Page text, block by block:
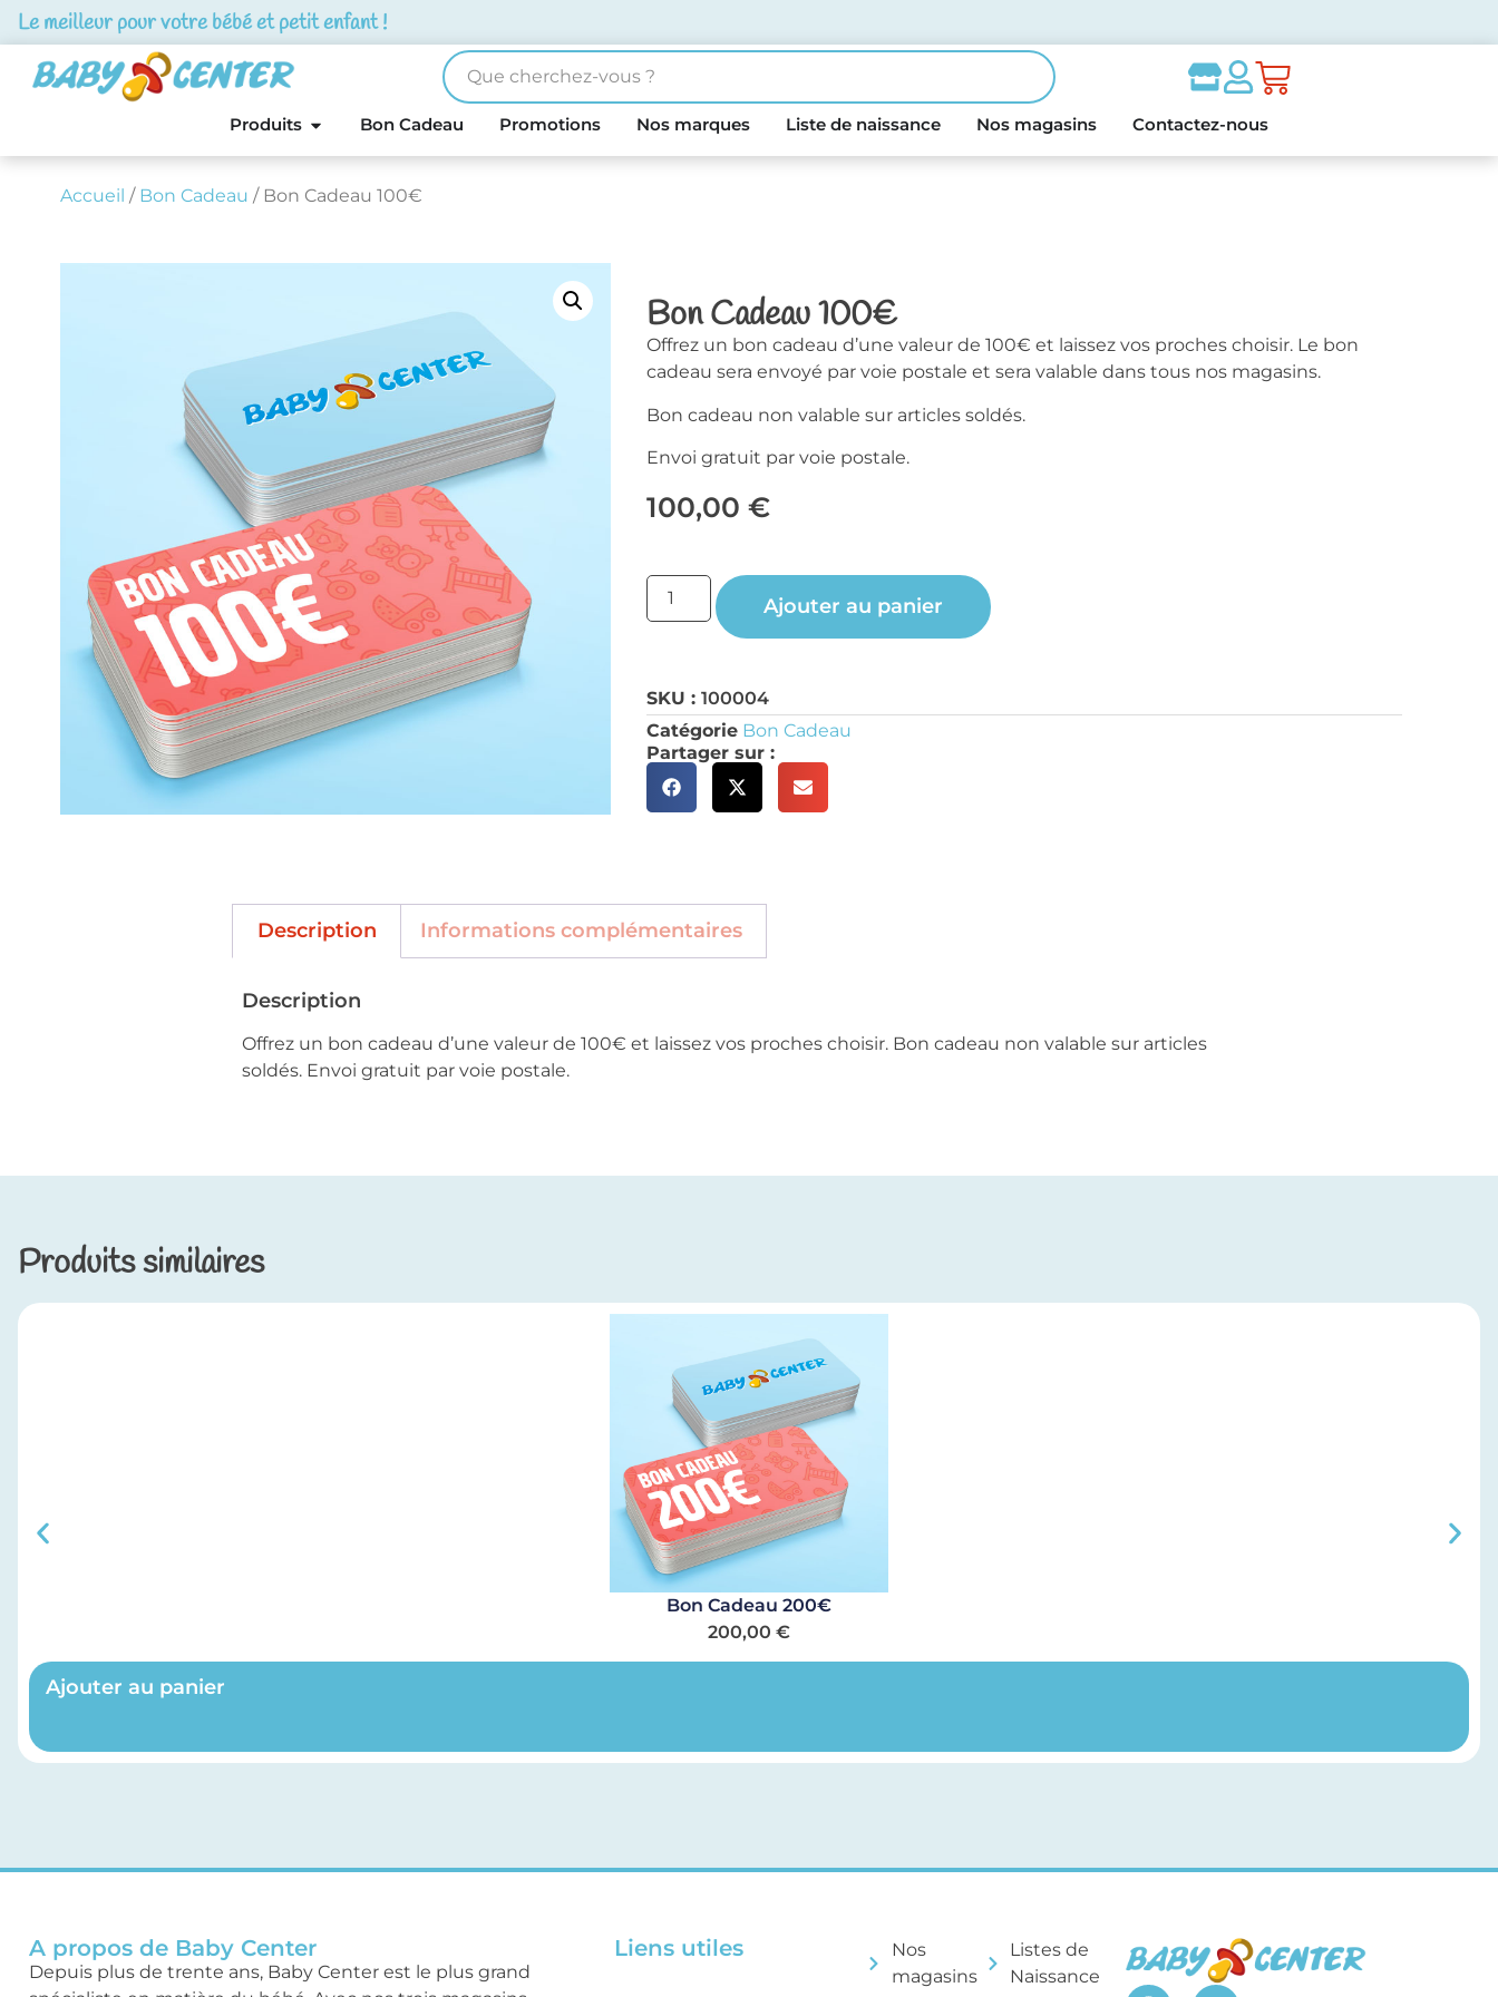
Le meilleur pour votre bébé et petit enfant !
Produits Bon Cadeau Promotions Nos marques Liste de naissance Nos magasins Contactez-nous
Accueil / Bon Cadeau / Bon Cadeau 100€
Bon Cadeau 100€
Offrez un bon cadeau d’une valeur de 100€ et laissez vos proches choisir. Le bon
cadeau sera envoyé par voie postale et sera valable dans tous nos magasins.
Bon cadeau non valable sur articles soldés.
Envoi gratuit par voie postale.
100,00€
Ajouter au panier
SKU :100004
Catégorie Bon Cadeau
Partager sur :
Description Informations complémentaires
Description
Offrez un bon cadeau d’une valeur de 100€ et laissez vos proches choisir. Bon cadeau non valable sur articles
soldés. Envoi gratuit par voie postale.
Produits similaires
Bon Cadeau 200€
200,00 €
Ajouter au panier
A propos de Baby Center
Depuis plus de trente ans, Baby Center est le plus grand
Liens utiles
Nos
magasins
Listes de
Naissance